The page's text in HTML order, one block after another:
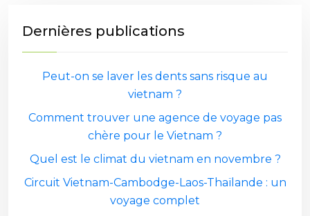
Dernières publications
Peut-on se laver les dents sans risque au
vietnam ?
Comment trouver une agence de voyage pas
chère pour le Vietnam ?
Quel est le climat du vietnam en novembre ?
Circuit Vietnam-Cambodge-Laos-Thaïlande : un
voyage complet